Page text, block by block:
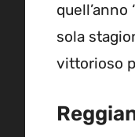
sola
vittorioso